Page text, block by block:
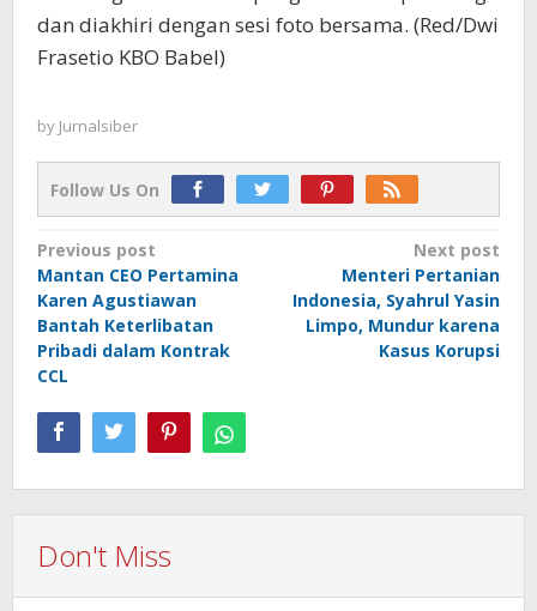
dan diakhiri dengan sesi foto bersama. (Red/Dwi
Frasetio KBO Babel)
by Jurnalsiber
Follow Us On
Post
navigation
Previous post
Mantan CEO Pertamina
Karen Agustiawan
Bantah Keterlibatan
Pribadi dalam Kontrak
CCL
Next post
Menteri Pertanian
Indonesia, Syahrul Yasin
Limpo, Mundur karena
Kasus Korupsi
Don't Miss